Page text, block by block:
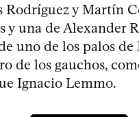
Rodríguez y Martín
y una de Alexander
uno de los palos de
de los gauchos,
Ignacio Lemmo.